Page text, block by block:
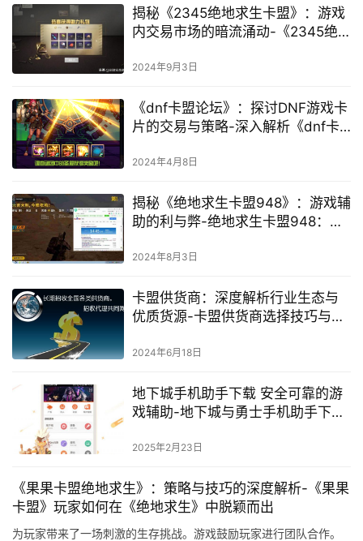
揭秘《2345绝地求生卡盟》：游戏
内交易市场的暗流涌动-《2345绝
规避指南
2024年9月3日
《dnf卡盟论坛》：探讨DNF游戏卡
片的交易与策略-深入解析《dnf卡
2024年4月8日
揭秘《绝地求生卡盟948》：游戏辅
助的利与弊-绝地求生卡盟948：透
2024年8月3日
卡盟供货商：深度解析行业生态与
优质货源-卡盟供货商选择技巧与货
2024年6月18日
地下城手机助手下载 安全可靠的游
戏辅助-地下城与勇士手机助手下载
2025年2月23日
《果果卡盟绝地求生》：策略与技巧的深度解析-《果果
卡盟》玩家如何在《绝地求生》中脱颖而出
为玩家带来了一场刺激的生存挑战。游戏鼓励玩家进行团队合作。